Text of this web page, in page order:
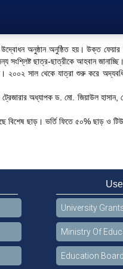
অনুষ্ঠান অনুষ্ঠিত হয়। উক্ত ফেয়ার
সংশ্লিষ্ট ছাত্র-ছাত্রীকে আহবান
২০০২ সাল থেকে যাত্রা শুরু করে
অধ্যাপক ড. মো. জিয়াউল হাসান,
বিশেষ ছাড়। ভর্তি ফিতে ৫০% ছাড় ও
University
Ministry Of
Education